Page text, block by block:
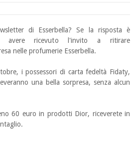
di Esserbella? Se la risposta è
avere ricevuto l'invito a ritirare
nelle profumerie Esserbella.
i possessori di carta fedeltà Fidaty,
una bella sorpresa, senza alcun
60 euro in prodotti Dior, riceverete in